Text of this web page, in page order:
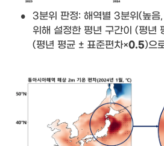
•
3분위 판정: 해역별 3분위(높음
위해 설정한 평년 구간이 (평년
(평년 평균 ± 표준편차×0.5)으